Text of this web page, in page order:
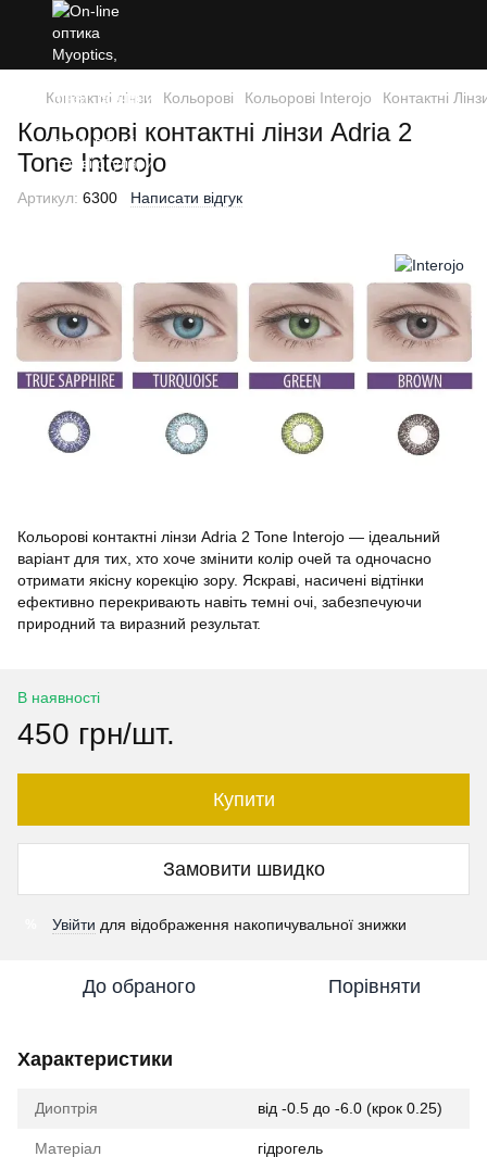
Контактні лінзи Кольорові Кольорові Interojo Контактні
Кольорові контактні лінзи Adria 2
Tone Interojo
Артикул: 6300 Написати відгук
Кольорові контактні лінзи Adria 2 Tone Interojo — ідеальний
варіант для тих, хто хоче змінити колір очей та одночасно
отримати якісну корекцію зору. Яскраві, насичені відтінки
ефективно перекривають навіть темні очі, забезпечуючи
природний та виразний результат.
В наявності
450 грн/шт.
Купити
Замовити швидко
Увійти для відображення накопичувальної знижки
До обраного Порівняти
Характеристики
Диоптрія від -0.5 до -6.0 (крок 0.25)
Матеріал гідрогель